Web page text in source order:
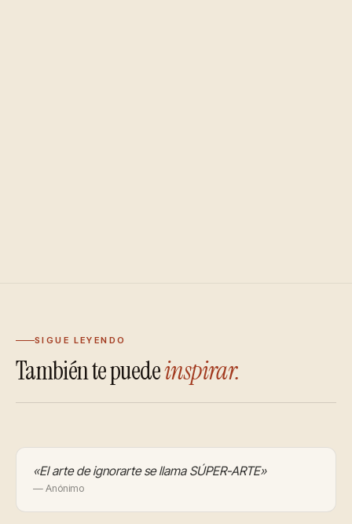
SIGUE LEYENDO
También te puedeinspirar.
«El arte de ignorarte se llama SÚPER-ARTE»
— Anónimo